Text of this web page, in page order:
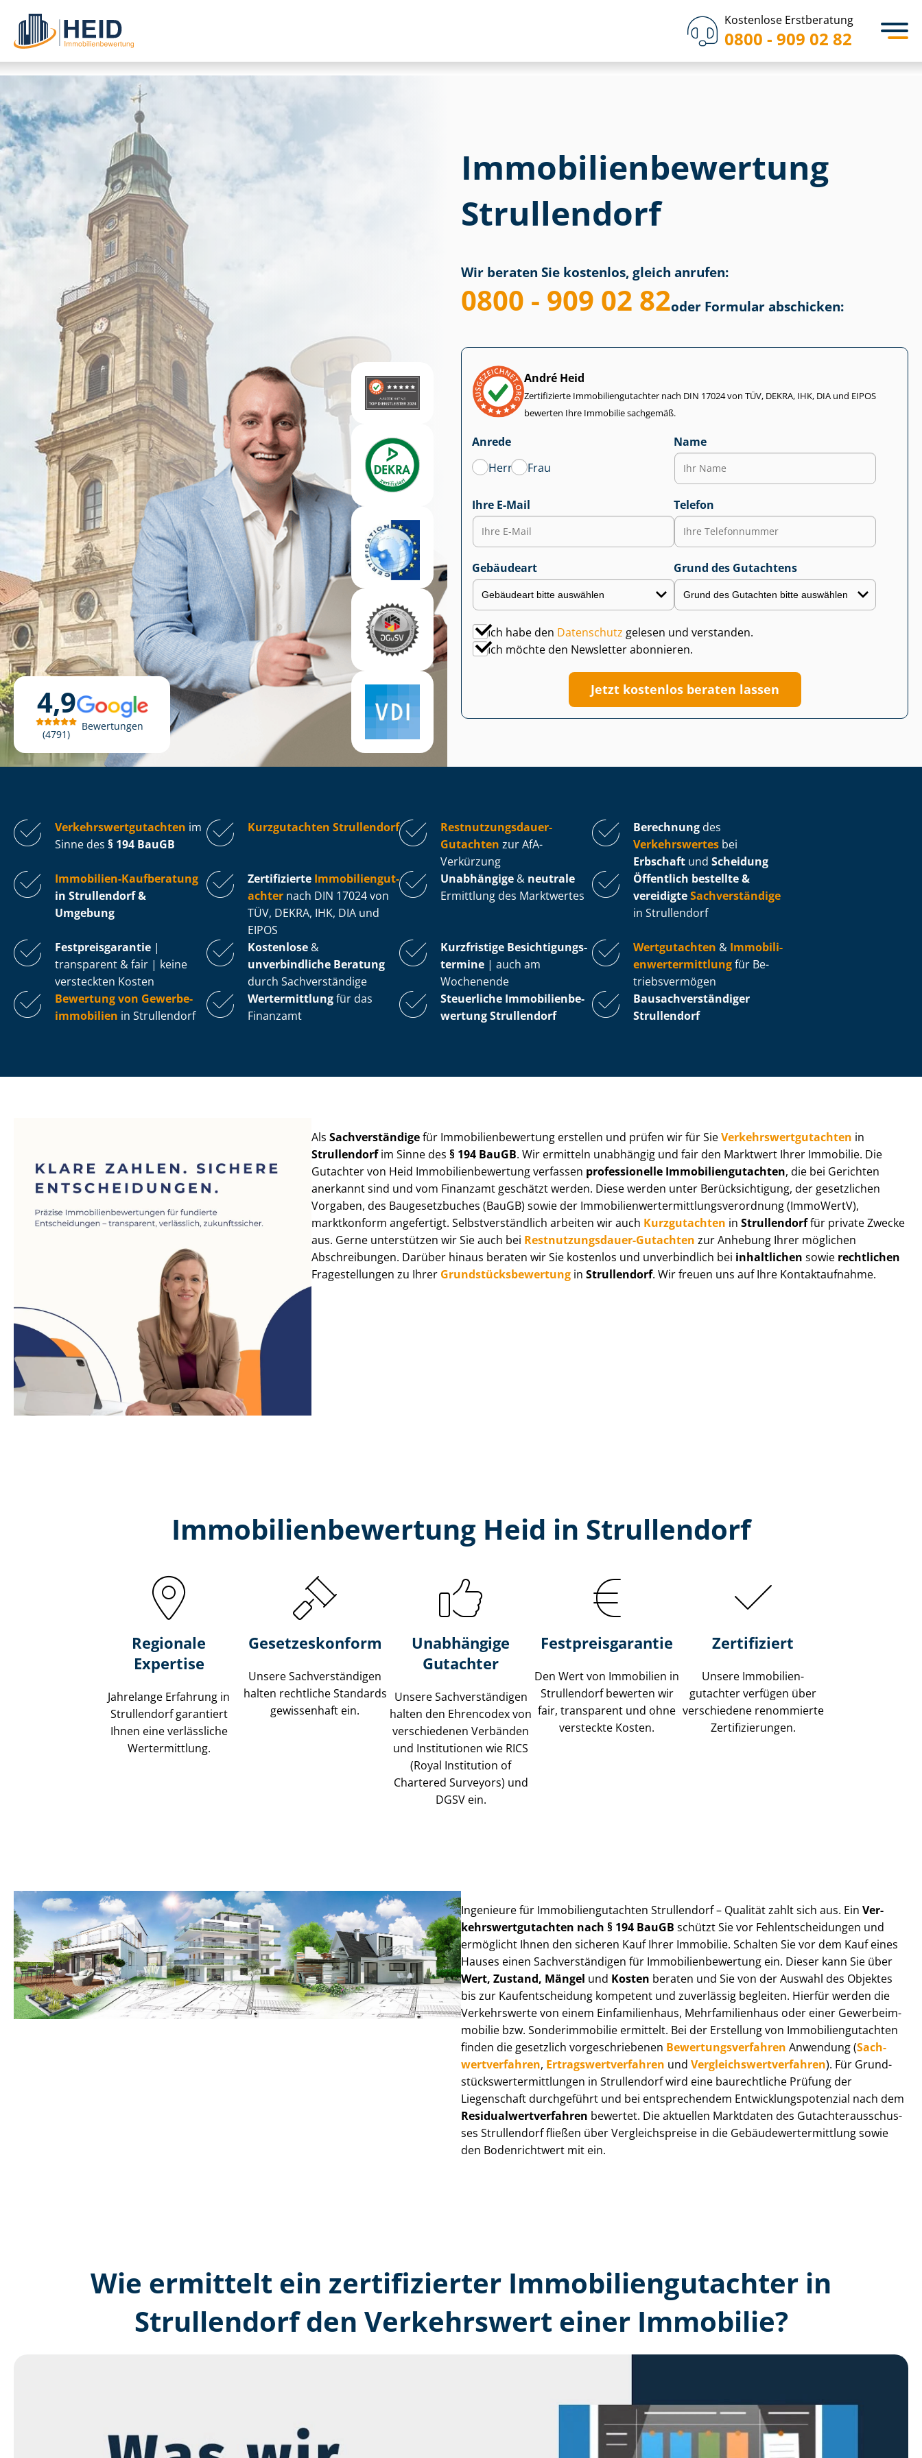
Kostenlose Erstberatung
0800 - 909 02 82
4,9
4791
Bewertungen
Immobilien­bewertung
Strullendorf
Wir beraten Sie kostenlos, gleich anrufen:
0800 - 909 02 82oder Formular abschicken:
André Heid
Zertifizierte Im­mo­bi­li­en­gut­ach­ter nach DIN 17024 von TÜV, DEKRA, IHK, DIA und EIPOS
bewerten Ihre Immobilie sachgemäß.
Anrede
Herr
Frau
Name
Ihre E-Mail Telefon
Gebäudeart Grund des Gutachtens
Ich habe den Datenschutz gelesen und verstanden.
Ich möchte den Newsletter abonnieren.
Jetzt kostenlos beraten lassen
Ver­kehrs­wert­gut­ach­ten im
Sinne des § 194 BauGB
Kurzgutachten Strullendorf
Rest­nut­zungs­dau­er-
Gutachten zur AfA-
Verkürzung
Berechnung des
Verkehrswertes bei
Erbschaft und Scheidung
Immobilien-Kaufberatung
in Strullendorf &
Umgebung
Zertifizierte Im­mo­bi­li­en­gut­
ach­ter nach DIN 17024 von
TÜV, DEKRA, IHK, DIA und
EIPOS
Unabhängige & neutrale
Ermittlung des Marktwertes
Öffentlich bestellte &
vereidigteSachverständige
in Strullendorf
Fest­preis­ga­ran­tie |
transparent & fair | keine
versteckten Kosten
Kostenlose &
unverbindliche Beratung
durch Sachverständige
Kurzfristige Be­sich­ti­gungs­
ter­mi­ne | auch am
Wochenende
Wertgutachten & Im­mo­bi­li­
en­wert­ermitt­lungfür Be­
triebs­ver­mö­gen
Bewertung von Ge­wer­be­
im­mo­bi­li­en in Strullendorf
Wertermittlungfür das
Finanzamt
Steuerliche Im­mo­bi­li­en­be­
wer­tungStrullendorf
Bau­sach­ver­stän­di­ger
Strullendorf
AlsSachverständigefür Im­mo­bi­li­en­be­wer­tung erstellen und prüfen wir für SieVer­kehrs­wert­gut­ach­ten in
Strullendorfim Sinne des§ 194 BauGB. Wir ermitteln unabhängig und fair den Marktwert Ihrer Immobilie. Die
Gutachter von Heid Im­mo­bi­li­en­be­wer­tung verfassen professionelle Im­mo­bi­li­en­gut­ach­ten, die bei Gerichten
anerkannt sind und vom Finanzamt geschätzt werden. Diese werden unter Be­rück­sich­ti­gung, der gesetzlichen
Vorgaben, des Baugesetzbuches (BauGB) sowie der Im­mo­bi­li­en­wert­ermitt­lungs­ver­ord­nung (ImmoWertV),
marktkonform angefertigt. Selbst­ver­ständ­lich arbeiten wir auch Kurzgutachten in Strullendorffür private Zwecke
aus. Gerne unterstützen wir Sie auch bei Rest­nut­zungs­dau­er-Gutachten zur Anhebung Ihrer möglichen
Abschreibungen. Darüber hinaus beraten wir Sie kostenlos und unverbindlich bei inhaltlichen sowie rechtlichen
Fragestellungen zu Ihrer Grund­stücks­be­wer­tung inStrullendorf. Wir freuen uns auf Ihre Kontaktaufnahme.
Immobilien­bewertung Heid in Strullendorf
Regionale
Expertise
Jahrelange Erfahrung in
Strullendorf garantiert
Ihnen eine verlässliche
Wertermittlung.
Gesetzes­konform
Unsere Sach­ver­stän­di­gen
halten rechtliche Standards
gewissenhaft ein.
Unabhängige
Gutachter
Unsere Sach­ver­stän­di­gen
halten den Ehrencodex von
verschiedenen Verbänden
und Institutionen wie RICS
(Royal Institution of
Chartered Surveyors) und
DGSV ein.
Festpreis​garantie
Den Wert von Immobilien in
Strullendorf bewerten wir
fair, transparent und ohne
versteckte Kosten.
Zertifiziert
Unsere Immobilien­
gutachter verfügen über
verschiedene renommierte
Zer­ti­fi­zie­run­gen.
Ingenieure für Im­mo­bi­li­en­gut­ach­ten Strullendorf – Qualität zahlt sich aus. Ein Ver­
kehrs­wert­gut­ach­ten nach § 194 BauGB schützt Sie vor Fehl­ent­schei­dun­gen und
ermöglicht Ihnen den sicheren Kauf Ihrer Immobilie. Schalten Sie vor dem Kauf eines
Hauses einen Sach­ver­stän­di­gen für Im­mo­bi­li­en­be­wer­tung ein. Dieser kann Sie über
Wert, Zustand, Mängel und Kosten beraten und Sie von der Auswahl des Objektes
bis zur Kauf­ent­schei­dung kompetent und zuverlässig begleiten. Hierfür werden die
Verkehrswerte von einem Einfamilienhaus, Mehr­fa­mi­li­en­haus oder einer Ge­wer­be­im­
mo­bi­lie bzw. Sonderimmobilie ermittelt. Bei der Erstellung von Im­mo­bi­li­en­gut­ach­ten
finden die gesetzlich vor­ge­schrie­be­nen Be­wer­tungs­ver­fah­ren Anwendung (Sach­
wert­ver­fah­ren, Er­trags­wert­ver­fah­ren und Ver­gleichs­wert­ver­fah­ren). Für Grund­
stücks­wert­ermitt­lun­gen in Strullendorf wird eine baurechtliche Prüfung der
Liegenschaft durchgeführt und bei entsprechendem Ent­wick­lungs­po­ten­zi­al nach dem
Re­si­du­al­wert­ver­fah­ren bewertet. Die aktuellen Marktdaten des Gut­ach­ter­aus­schus­
ses Strullendorf fließen über Ver­gleichs­prei­se in die Ge­bäu­de­wert­ermitt­lung sowie
den Bodenrichtwert mit ein.
Wie ermittelt ein zertifizierter Immobilien­gutachter in
Strullendorf den Verkehrswert einer Immobilie?